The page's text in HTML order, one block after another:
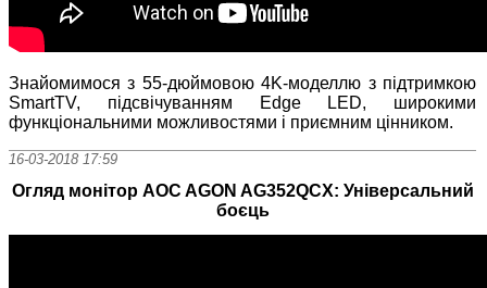
Знайомимося з 55-дюймовою 4K-моделлю з підтримкою
SmartTV, підсвічуванням Edge LED, широкими
функціональними можливостями і приємним цінником.
16-03-2018 17:59
Огляд монітор AOC AGON AG352QCX: Універсальний
боєць